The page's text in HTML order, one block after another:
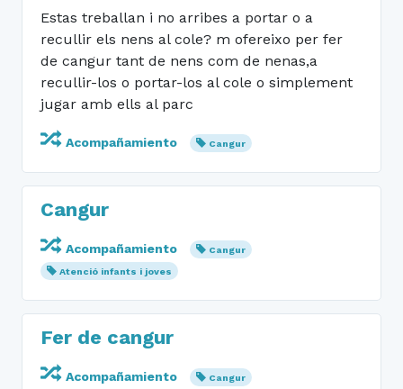
Estas treballan i no arribes a portar o a
recullir els nens al cole? m ofereixo per fer
de cangur tant de nens com de nenas,a
recullir-los o portar-los al cole o simplement
jugar amb ells al parc
Acompañamiento Cangur
Cangur
Acompañamiento
Cangur
Atenció infants i joves
Fer de cangur
Acompañamiento Cangur